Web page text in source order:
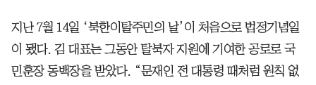
지난 7월 14일 ‘북한이탈주민의 날’이 처음으로 법정기념일
이 됐다. 김 대표는 그동안 탈북자 지원에 기여한 공로로 국
민훈장 동백장을 받았다. “문재인 전 대통령 때처럼 원칙 없